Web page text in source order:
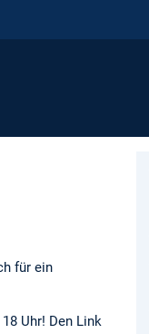
für ein
Uhr! Den Link